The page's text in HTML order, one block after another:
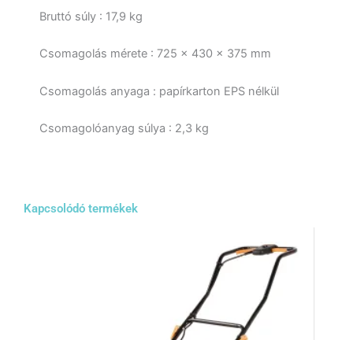
Bruttó súly : 17,9 kg
Csomagolás mérete : 725 x 430 x 375 mm
Csomagolás anyaga : papírkarton EPS nélkül
Csomagolóanyag súlya : 2,3 kg
Kapcsolódó termékek